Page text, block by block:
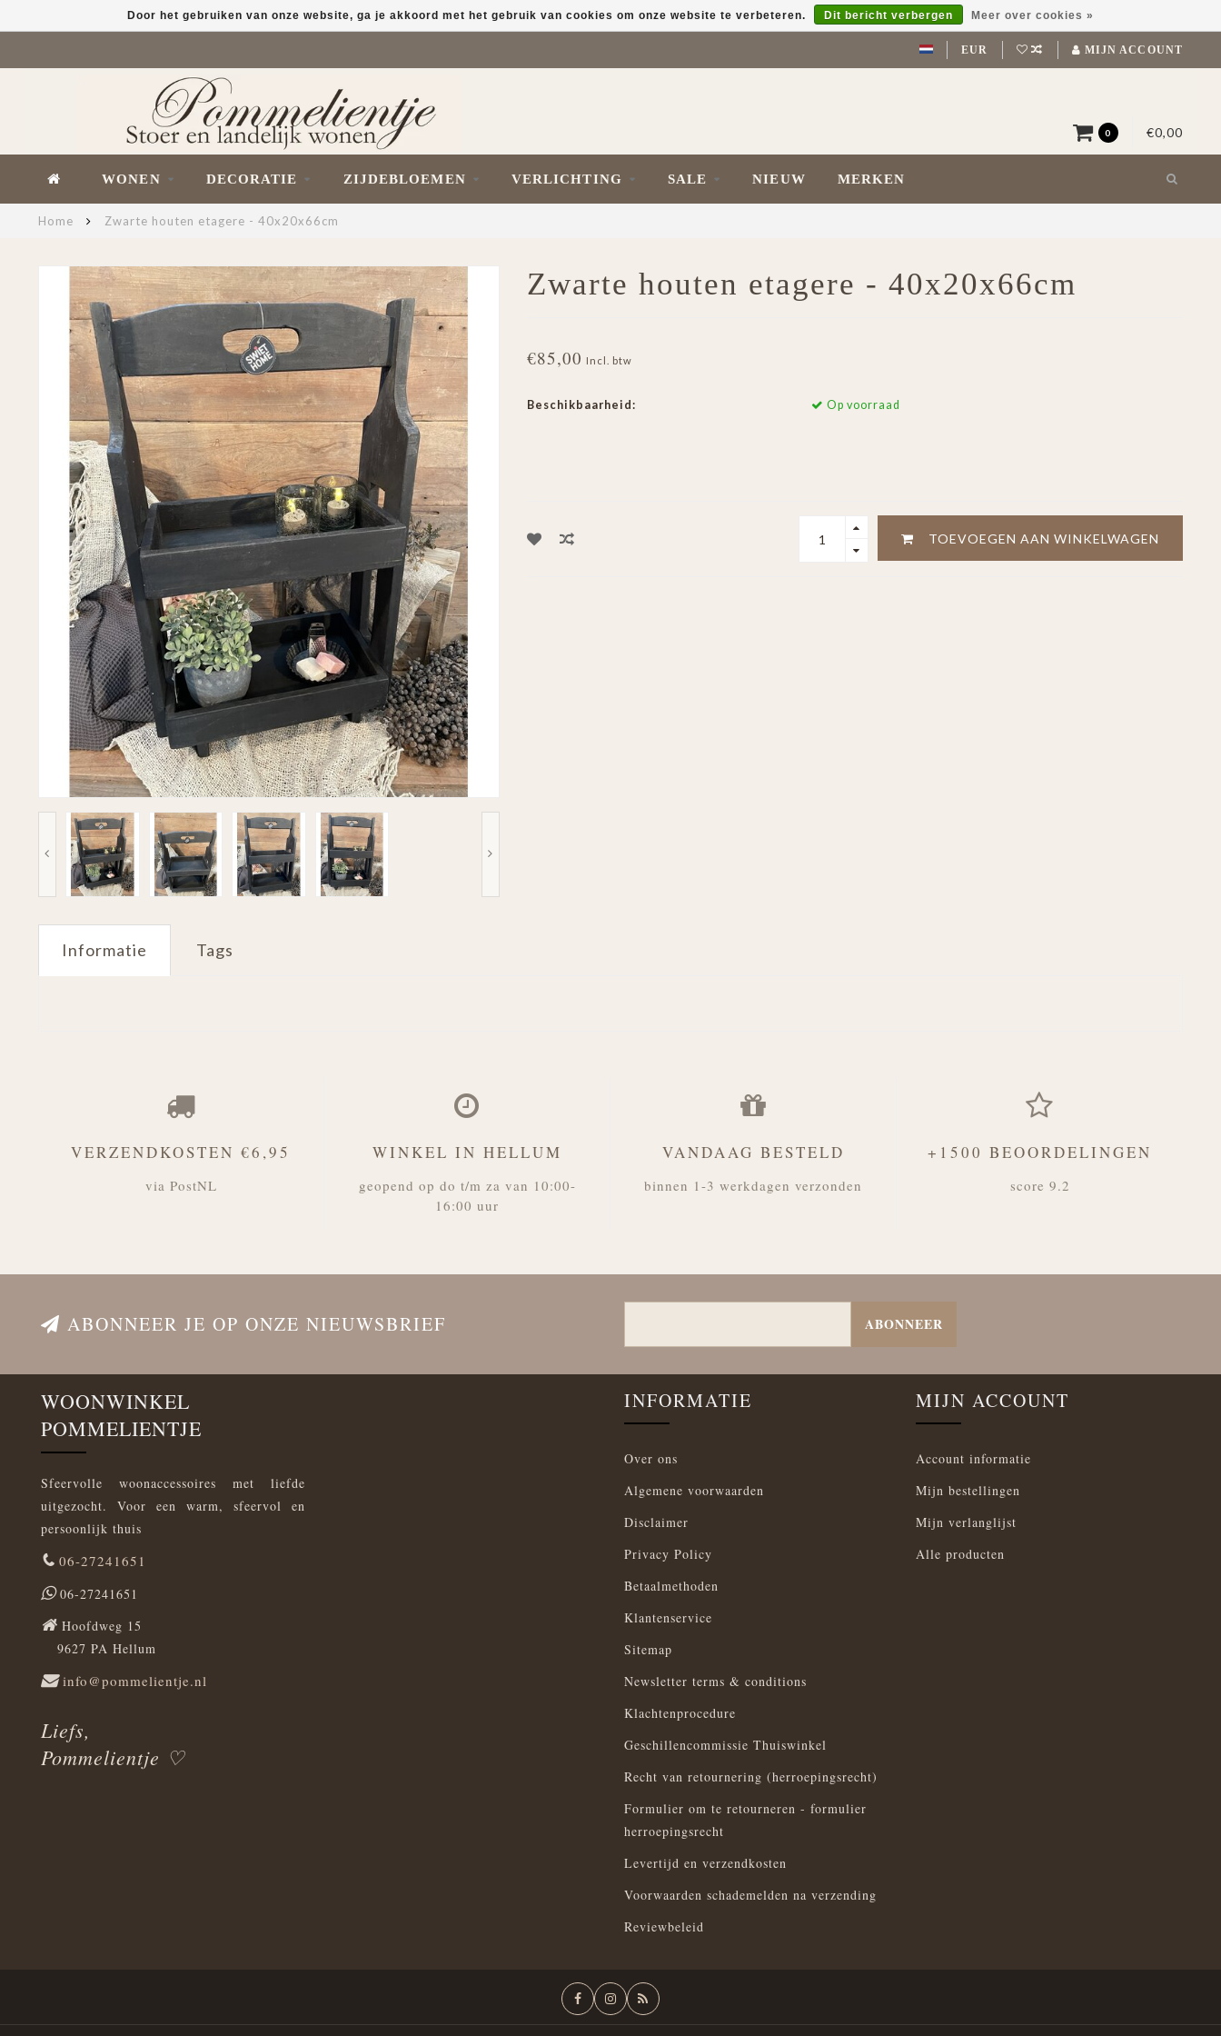
EUR MIJN ACCOUNT
0 €0,00
WONEN DECORATIE ZIJDEBLOEMEN VERLICHTING SALE NIEUW MERKEN
Home Zwarte houten etagere - 40x20x66cm
Zwarte houten etagere - 40x20x66cm
€85,00 Incl. btw
Beschikbaarheid: Op voorraad
TOEVOEGEN AAN WINKELWAGEN
Informatie Tags
Door het gebruiken van onze website, ga je akkoord met het gebruik van cookies om onze website te verbeteren. Dit bericht verbergen Meer over cookies »
VERZENDKOSTEN €6,95
via PostNL
WINKEL IN HELLUM
geopend op do t/m za van 10:00-
16:00 uur
VANDAAG BESTELD
binnen 1-3 werkdagen verzonden
+1500 BEOORDELINGEN
score 9.2
ABONNEER JE OP ONZE NIEUWSBRIEF ABONNEER
WOONWINKEL
POMMELIENTJE
Sfeervolle woonaccessoires met liefde
uitgezocht. Voor een warm, sfeervol en
persoonlijk thuis
06-27241651
06-27241651
Hoofdweg 15
9627 PA Hellum
info@pommelientje.nl
Liefs,
Pommelientje ♡
INFORMATIE
Over ons
Algemene voorwaarden
Disclaimer
Privacy Policy
Betaalmethoden
Klantenservice
Sitemap
Newsletter terms & conditions
Klachtenprocedure
Geschillencommissie Thuiswinkel
Recht van retournering (herroepingsrecht)
Formulier om te retourneren - formulier
herroepingsrecht
Levertijd en verzendkosten
Voorwaarden schademelden na verzending
Reviewbeleid
MIJN ACCOUNT
Account informatie
Mijn bestellingen
Mijn verlanglijst
Alle producten